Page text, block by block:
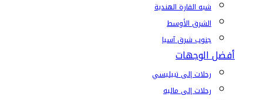
شبه القارة الهندية
الشرق الأوسط
جنوب شرق آسيا
أفضل الوجهات
رحلات إلى تبيليسي
رحلات إلى ماليه